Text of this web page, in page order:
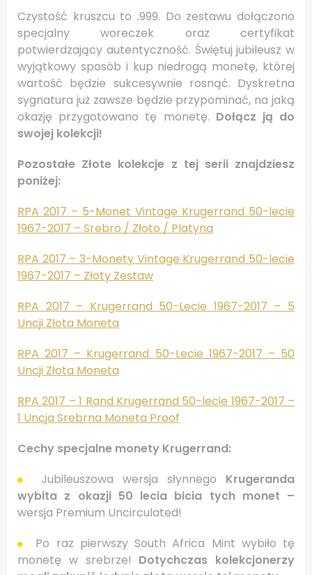
Czystość kruszcu to .999. Do zestawu dołączono
specjalny woreczek oraz certyfikat
potwierdzający autentyczność. Świętuj jubileusz w
wyjątkowy sposób i kup niedrogą monetę, której
wartość będzie sukcesywnie rosnąć. Dyskretna
sygnatura już zawsze będzie przypominać, na jaką
okazję przygotowano tę monetę. Dołącz ją do
swojej kolekcji!
Pozostałe Złote kolekcje z tej serii znajdziesz
poniżej:
RPA 2017 – 5-Monet Vintage Krugerrand 50-lecie
1967-2017 – Srebro / Złoto / Platyna
RPA 2017 – 3-Monety Vintage Krugerrand 50-lecie
1967-2017 – Złoty Zestaw
RPA 2017 – Krugerrand 50-Lecie 1967-2017 – 5
Uncji Złota Moneta
RPA 2017 – Krugerrand 50-Lecie 1967-2017 – 50
Uncji Złota Moneta
RPA 2017 – 1 Rand Krugerrand 50-lecie 1967-2017 –
1 Uncja Srebrna Moneta Proof
Cechy specjalne monety Krugerrand:
Jubileuszowa wersja słynnego Krugeranda
wybita z okazji 50 lecia bicia tych monet –
wersja Premium Uncirculated!
Po raz pierwszy South Africa Mint wybiło tę
monetę w srebrze! Dotychczas kolekcjonerzy